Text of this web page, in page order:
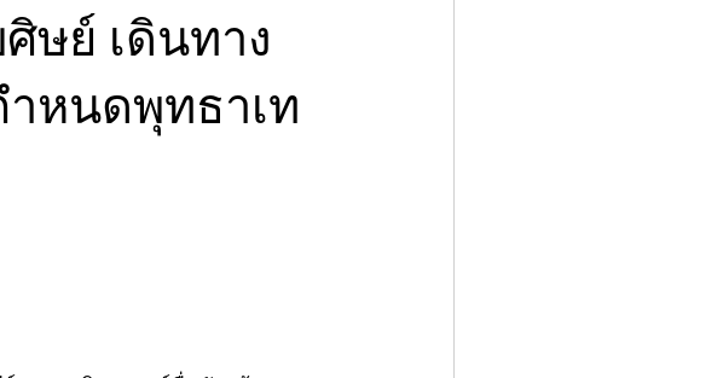
ษย์ เดินทาง
หนดพุทธาเท